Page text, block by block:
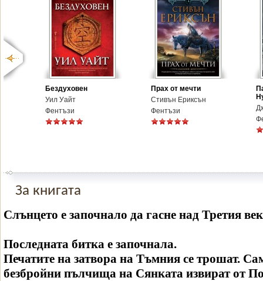
Бездуховен
Уил Уайт
Фентъзи
Прах от мечти
Стивън Ериксън
Фентъзи
За книгата
Слънцето е започнало да гасне над Третия
Последната битка е започнала.
Печатите на затвора на Тъмния се трошат.
безбройни пълчища на Сянката извират от